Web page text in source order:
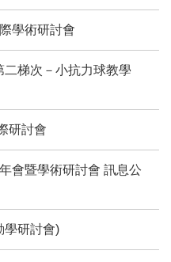
學術研討會
梯次－小抗力球教學
研討會
會暨學術研討會 訊息公
學研討會)